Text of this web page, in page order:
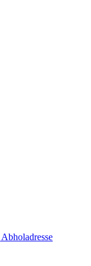
Abholadresse